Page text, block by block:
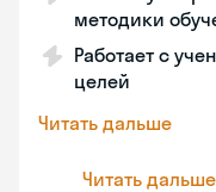
методики
Работает с
целей
Читать дальше
Читать дальше